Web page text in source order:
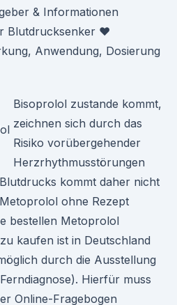
& Informationen
Blutdrucksenker ♥
Anwendung, Dosierung
Bisoprolol zustande kommt,
zeichnen sich durch das
Risiko vorübergehender
Herzrhythmusstörungen
kommt daher nicht
ohne Rezept
bestellen Metoprolol
kaufen ist in Deutschland
durch die Ausstellung
Hierfür muss
Online-Fragebogen